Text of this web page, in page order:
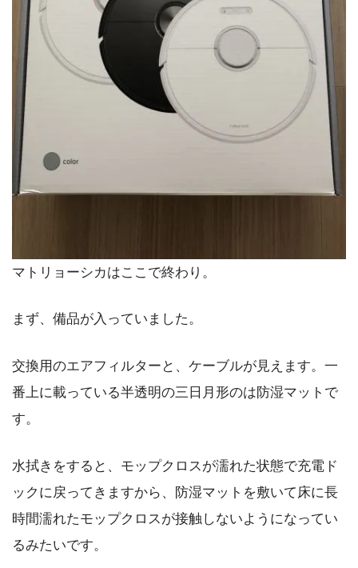
マトリョーシカはここで終わり。
まず、備品が入っていました。
交換用のエアフィルターと、ケーブルが見えます。一
番上に載っている半透明の三日月形のは防湿マットで
す。
水拭きをすると、モップクロスが濡れた状態で充電ド
ックに戻ってきますから、防湿マットを敷いて床に長
時間濡れたモップクロスが接触しないようになってい
るみたいです。